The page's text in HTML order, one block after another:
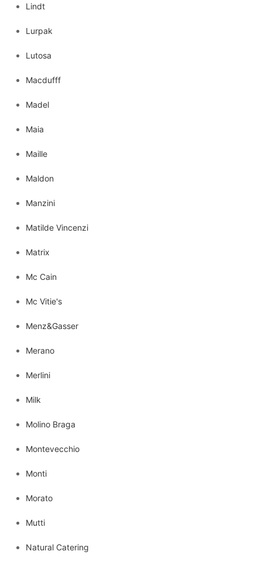
Lindt
Lurpak
Lutosa
Macdufff
Madel
Maia
Maille
Maldon
Manzini
Matilde Vincenzi
Matrix
Mc Cain
Mc Vitie's
Menz&Gasser
Merano
Merlini
Milk
Molino Braga
Montevecchio
Monti
Morato
Mutti
Natural Catering